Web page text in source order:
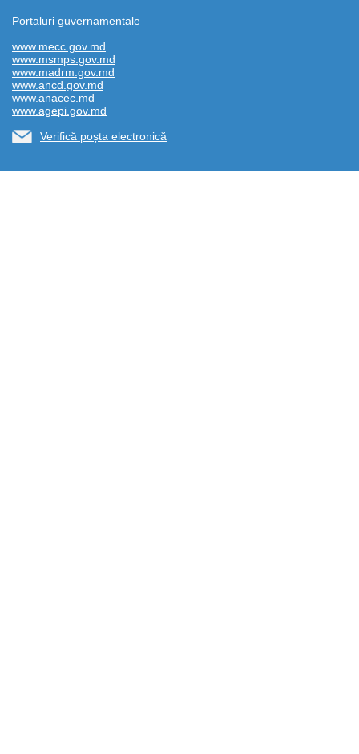
Portaluri guvernamentale
www.mecc.gov.md
www.msmps.gov.md
www.madrm.gov.md
www.ancd.gov.md
www.anacec.md
www.agepi.gov.md
Verifică poșta electronică